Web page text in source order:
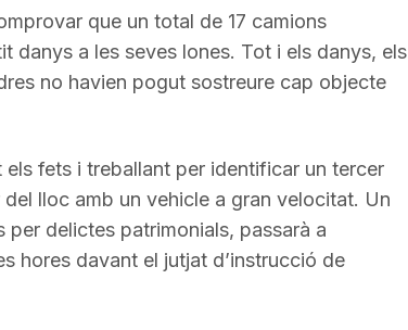
que un total de 17 camions
danys a les seves lones. Tot i els danys, els
no havien pogut sostreure cap objecte
fets i treballant per identificar un tercer
lloc amb un vehicle a gran velocitat. Un
delictes patrimonials, passarà a
hores davant el jutjat d’instrucció de